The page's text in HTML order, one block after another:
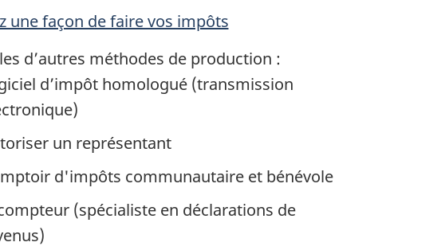
une façon de faire vos impôts
d’autres méthodes de production :
d’impôt homologué (transmission
un représentant
d'impôts communautaire et bénévole
(spécialiste en déclarations de